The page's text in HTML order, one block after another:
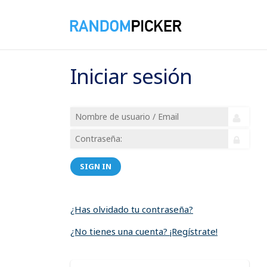
Iniciar sesión
SIGN IN
¿Has olvidado tu contraseña?
¿No tienes una cuenta? ¡Regístrate!